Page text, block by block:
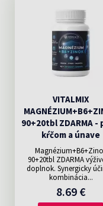
VITALMIX
90+20tbl ZDARMA
kŕčom a únave
90+20tbl ZDARMA
doplnok. Synergicky
kombinácia...
8.69 €